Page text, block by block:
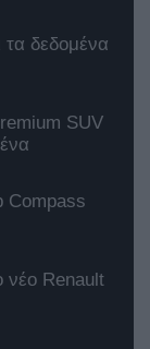
τα δεδομένα
SUV
Compass
νέο Renault